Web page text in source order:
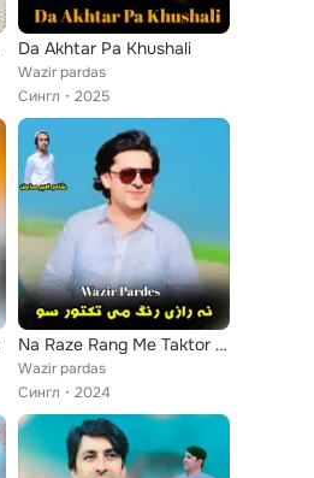
Da Akhtar Pa Khushali
Wazir pardas
Сингл
2025
Na Raze Rang Me Taktor So
Wazir pardas
Сингл
2024